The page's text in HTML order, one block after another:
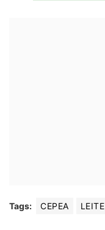
Tags: CEPEA LEITE